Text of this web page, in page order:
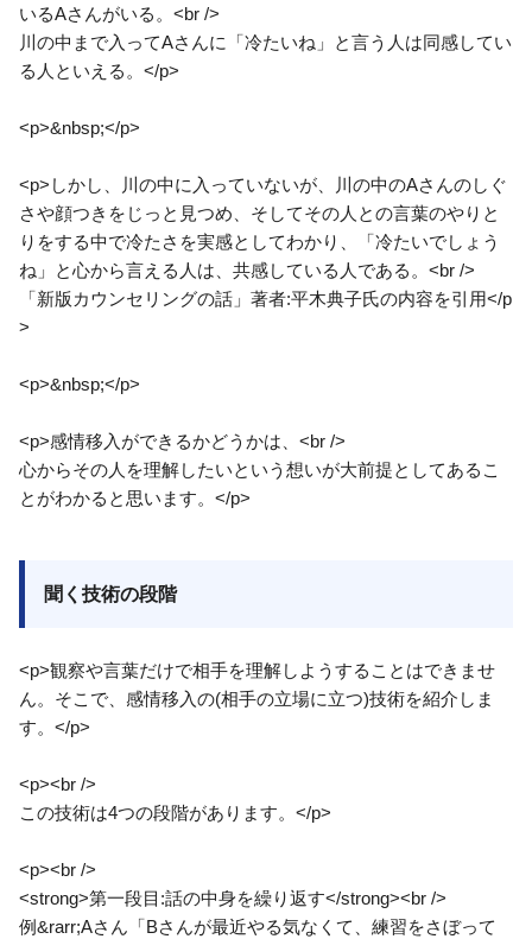
いるAさんがいる。<br />
川の中まで入ってAさんに「冷たいね」と言う人は同感してい
る人といえる。</p>
<p>&nbsp;</p>
<p>しかし、川の中に入っていないが、川の中のAさんのしぐ
さや顔つきをじっと見つめ、そしてその人との言葉のやりと
りをする中で冷たさを実感としてわかり、「冷たいでしょう
ね」と心から言える人は、共感している人である。<br />
「新版カウンセリングの話」著者:平木典子氏の内容を引用</p
>
<p>&nbsp;</p>
<p>感情移入ができるかどうかは、<br />
心からその人を理解したいという想いが大前提としてあるこ
とがわかると思います。</p>
聞く技術の段階
<p>観察や言葉だけで相手を理解しようすることはできませ
ん。そこで、感情移入の(相手の立場に立つ)技術を紹介しま
す。</p>
<p><br />
この技術は4つの段階があります。</p>
<p><br />
<strong>第一段目:話の中身を繰り返す</strong><br />
例&rarr;Aさん「Bさんが最近やる気なくて、練習をさぼって